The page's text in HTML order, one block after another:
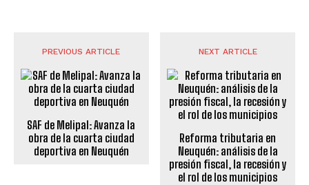
PREVIOUS ARTICLE
SAF de Melipal: Avanza la
obra de la cuarta ciudad
deportiva en Neuquén
NEXT ARTICLE
Reforma tributaria en
Neuquén: análisis de la
presión fiscal, la recesión y
el rol de los municipios